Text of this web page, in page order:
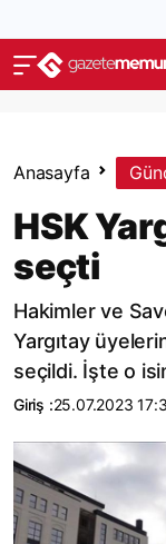
Anasayfa
HSK
seçti
Hakimler ve
Yargıtay
seçildi. İşte o
Giriş :25.07.2023